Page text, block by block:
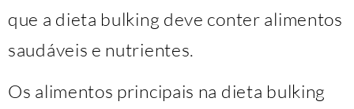
que a dieta bulking deve conter alimentos
saudáveis ​​e nutrientes.
Os alimentos principais na dieta bulking